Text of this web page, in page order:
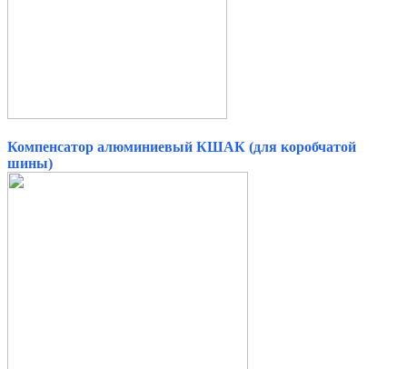
Компенсатор алюминиевый КШАК (для коробчатой
шины)